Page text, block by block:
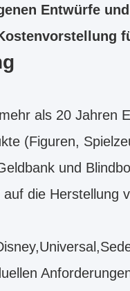
Entwürfe
als 20 Jahren
(Figuren,
und
die Herstellung